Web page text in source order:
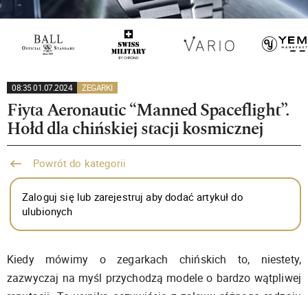
08:35 01.07.2024 ZEGARKI
Fiyta Aeronautic “Manned Spaceflight”.
Hołd dla chińskiej stacji kosmicznej
Powrót do kategorii
Zaloguj się lub zarejestruj aby dodać artykuł do
ulubionych
Kiedy mówimy o zegarkach chińskich to, niestety,
zazwyczaj na myśl przychodzą modele o bardzo wątpliwej